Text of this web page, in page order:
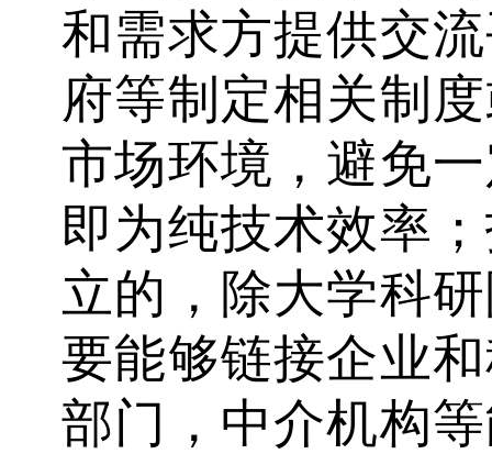
和需求方提供交
府等制定相关制
市场环境，避免
即为纯技术效率
立的，除大学科
要能够链接企业
部门，中介机构